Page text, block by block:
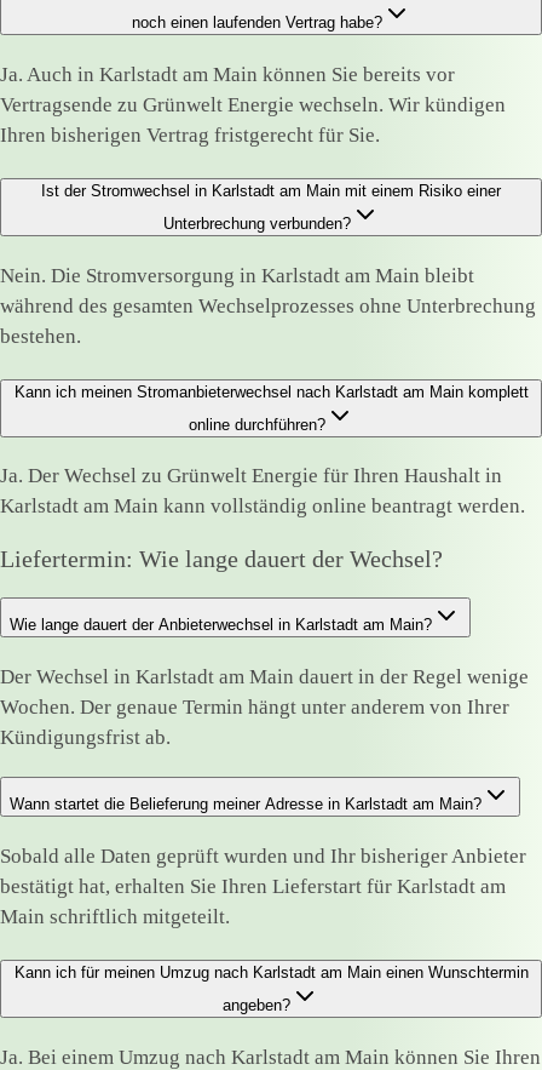
noch einen laufenden Vertrag habe?
Ja. Auch in Karlstadt am Main können Sie bereits vor
Vertragsende zu Grünwelt Energie wechseln. Wir kündigen
Ihren bisherigen Vertrag fristgerecht für Sie.
Ist der Stromwechsel in Karlstadt am Main mit einem Risiko einer
Unterbrechung verbunden?
Nein. Die Stromversorgung in Karlstadt am Main bleibt
während des gesamten Wechselprozesses ohne Unterbrechung
bestehen.
Kann ich meinen Stromanbieterwechsel nach Karlstadt am Main komplett
online durchführen?
Ja. Der Wechsel zu Grünwelt Energie für Ihren Haushalt in
Karlstadt am Main kann vollständig online beantragt werden.
Liefertermin: Wie lange dauert der Wechsel?
Wie lange dauert der Anbieterwechsel in Karlstadt am Main?
Der Wechsel in Karlstadt am Main dauert in der Regel wenige
Wochen. Der genaue Termin hängt unter anderem von Ihrer
Kündigungsfrist ab.
Wann startet die Belieferung meiner Adresse in Karlstadt am Main?
Sobald alle Daten geprüft wurden und Ihr bisheriger Anbieter
bestätigt hat, erhalten Sie Ihren Lieferstart für Karlstadt am
Main schriftlich mitgeteilt.
Kann ich für meinen Umzug nach Karlstadt am Main einen Wunschtermin
angeben?
Ja. Bei einem Umzug nach Karlstadt am Main können Sie Ihren